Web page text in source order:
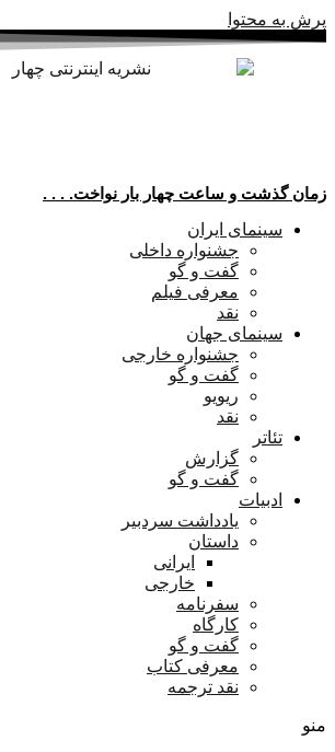
پرش به محتوا
زمان گذشت و ساعت چهار بار نواخت. . . .
سینمای ایران
جشنواره داخلی
گفت و گو
معرفی فیلم
نقد
سینمای جهان
جشنواره خارجی
گفت و گو
ریویو
نقد
تئاتر
گزارش
گفت و گو
ادبیات
یادداشت سردبیر
داستان
ایرانی
خارجی
سفرنامه
کارگاه
گفت و گو
معرفی کتاب
نقد ترجمه
منو